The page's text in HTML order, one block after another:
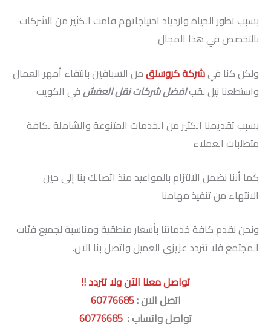
بسبب تطور الحياة وازدياد احتياجاتهم قامت الكثير من الشركات
بالتخصص في هذا المجال
ولكن كنا فيشركة كروسنقمن السباقين بانتقاء أمهر العمال
واستطعنا نيل لقبافضل شركات نقل العفشفي الكويت
بسبب تقديمنا الكثير من الخدمات المتنوعة والشاملة لكافة
متطلبات العملاء
كما أننا نضمن الالتزام بالمواعيد منذ اتصالك بنا إلى حين
الانتهاء من تنفيذ مهامنا
ونحن نقدم كافة خدماتنا بأسعار منطقية ومناسبة لجميع فئات
المجتمع فلا تتردد عزيزي العميل واتصل بنا الآن.
تواصل معنا الآن ولا تتردد !!
اتصل الان :60776685
تواصل واتساب :